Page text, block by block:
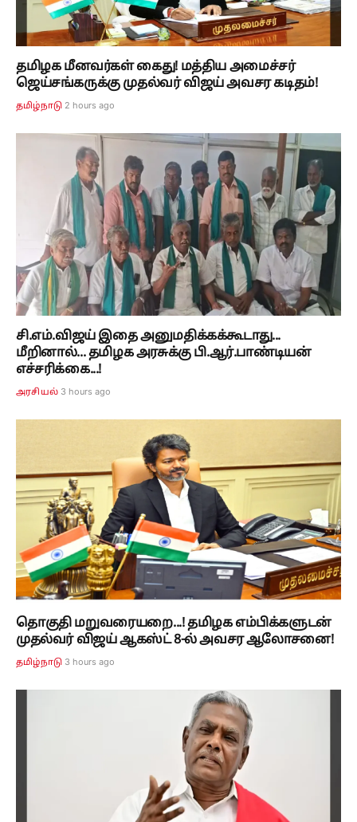
தமிழக மீனவர்கள் கைது! மத்திய அமைச்சர்
ஜெய்சங்கருக்கு முதல்வர் விஜய் அவசர கடிதம்!
தமிழ்நாடு 2 hours ago
சி.எம்.விஜய் இதை அனுமதிக்கக்கூடாது...
மீறினால்... தமிழக அரசுக்கு பி.ஆர்.பாண்டியன்
எச்சரிக்கை...!
அரசியல் 3 hours ago
தொகுதி மறுவரையறை...! தமிழக எம்பிக்களுடன்
முதல்வர் விஜய் ஆகஸ்ட் 8-ல் அவசர ஆலோசனை!
தமிழ்நாடு 3 hours ago